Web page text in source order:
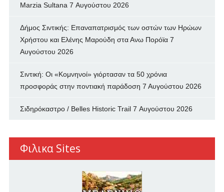
Marzia Sultana 7 Αυγούστου 2026
Δήμος Σιντικής: Επαναπατρισμός των oστών των Ηρώων
Χρήστου και Ελένης Μαρούδη στα Ανω Πορόϊα 7
Αυγούστου 2026
Σιντική: Οι «Κομνηνοί» γιόρτασαν τα 50 χρόνια
προσφοράς στην ποντιακή παράδοση 7 Αυγούστου 2026
Σιδηρόκαστρο / Belles Historic Trail 7 Αυγούστου 2026
Φιλικα Sites